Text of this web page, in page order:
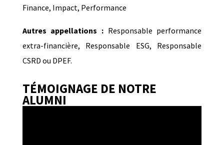
Finance, Impact, Performance
Autres appellations : Responsable performance
extra-financière, Responsable ESG, Responsable
CSRD ou DPEF.
TÉMOIGNAGE DE NOTRE
ALUMNI